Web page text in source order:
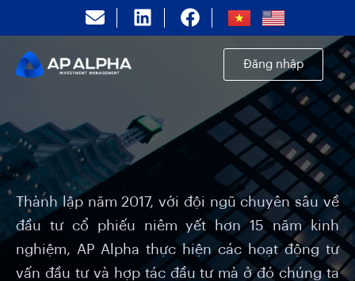
Đăng nhập
Thành lập năm 2017, với đội ngũ chuyên sâu về
đầu tư cổ phiếu niêm yết hơn 15 năm kinh
nghiệm, AP Alpha thực hiện các hoạt động tư
vấn đầu tư và hợp tác đầu tư mà ở đó chúng ta